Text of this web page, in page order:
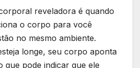
reveladora é quando
o corpo para você
no mesmo ambiente.
longe, seu corpo aponta
que pode indicar que ele